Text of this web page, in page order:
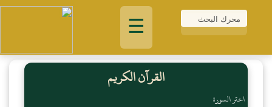
☰
القرآن الكريم
اختر السورة